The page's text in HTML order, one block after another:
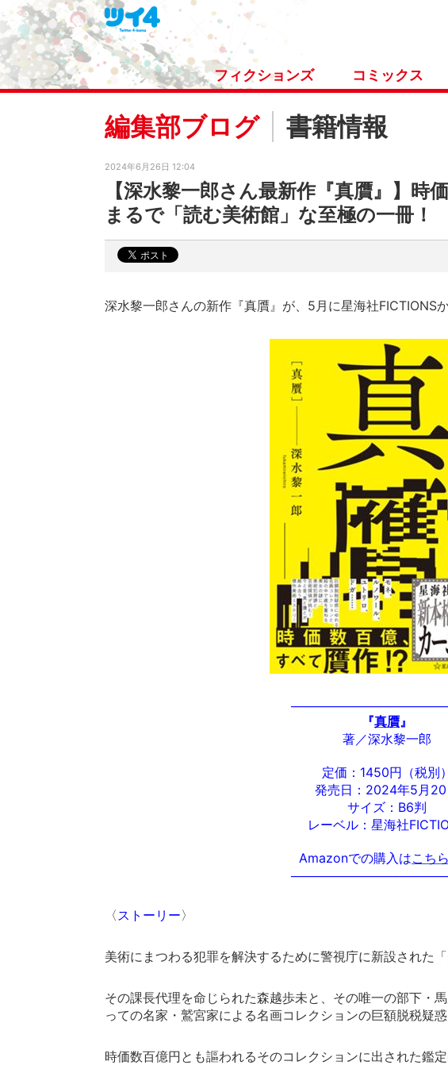
フィクションズ コミックス
編集部ブログ 書籍情報
2024年6月26日 12:04
【深水黎一郎さん最新作『真贋』】
まるで「読む美術館」な至極の一冊！
深水黎一郎さんの新作『真贋』が、 5月に星海社FICTIONS
『真贋』
著／深水黎一郎
定価：1450円（税別）
発売日：2024年5月20
サイズ：B6判
レーベル：星海社
Amazonでの購入はこちら
〈ストーリー〉
美術にまつわる犯罪を解決するために警視庁に新設された「
その課長代理を命じられた森越歩未と、その唯一の部下・
っての名家・鷲宮家による名画コレクションの巨額脱税疑惑
時価数百億円とも謳われるそのコレクションに出された鑑